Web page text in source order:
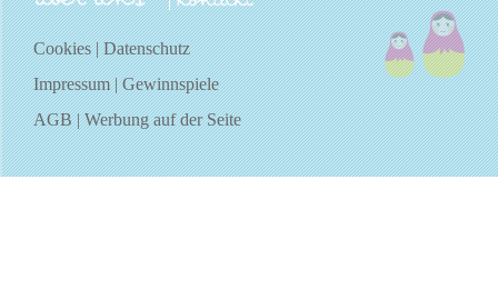
über uns kontakt
Cookies|Datenschutz
Impressum|Gewinnspiele
AGB|Werbung auf der Seite